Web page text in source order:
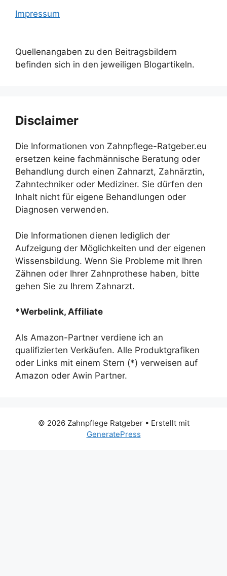
Impressum
Quellenangaben zu den Beitragsbildern
befinden sich in den jeweiligen Blogartikeln.
Disclaimer
Die Informationen von Zahnpflege-Ratgeber.eu
ersetzen keine fachmännische Beratung oder
Behandlung durch einen Zahnarzt, Zahnärztin,
Zahntechniker oder Mediziner. Sie dürfen den
Inhalt nicht für eigene Behandlungen oder
Diagnosen verwenden.
Die Informationen dienen lediglich der
Aufzeigung der Möglichkeiten und der eigenen
Wissensbildung. Wenn Sie Probleme mit Ihren
Zähnen oder Ihrer Zahnprothese haben, bitte
gehen Sie zu Ihrem Zahnarzt.
*Werbelink, Affiliate
Als Amazon-Partner verdiene ich an
qualifizierten Verkäufen. Alle Produktgrafiken
oder Links mit einem Stern (*) verweisen auf
Amazon oder Awin Partner.
© 2026 Zahnpflege Ratgeber• Erstellt mit
GeneratePress